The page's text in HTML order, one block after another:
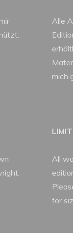
Alle
mich
All
for